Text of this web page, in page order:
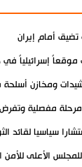
تضيق أمام إيران
إسرائيلياً في
ومخازن أسلحة
مرحلة مفصلية
سياسيا لقائد
الأعلى للأمن